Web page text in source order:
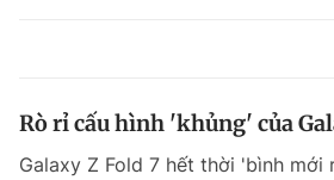
Rò rỉ cấu hình 'khủng' của
Galaxy Z Fold 7 hết thời 'bình